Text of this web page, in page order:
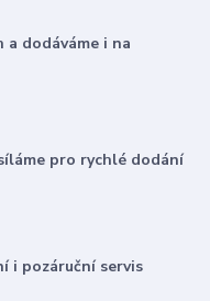
a dodáváme i na
pro rychlé dodání
i pozáruční servis